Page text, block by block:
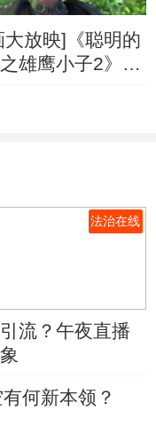
大放映]《聪明的
雄鹰小子2》
法治在线
流？午夜直播
何新本领？